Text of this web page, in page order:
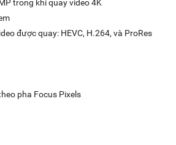
trong khi quay video 4K
được quay: HEVC, H.264, và ProRes
pha Focus Pixels